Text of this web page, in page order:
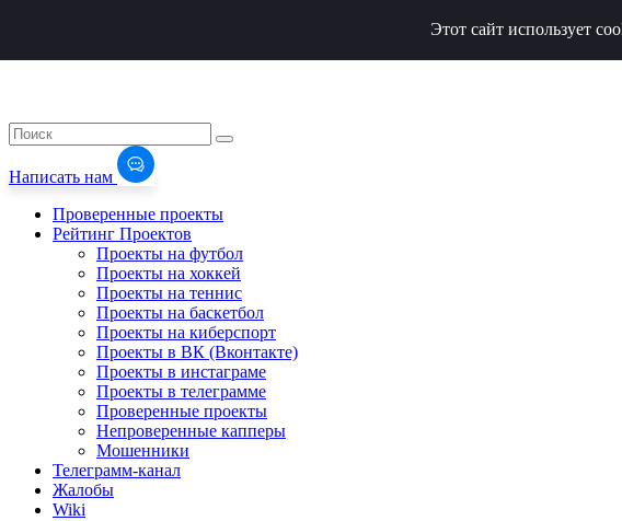
Написать нам
Проверенные проекты
Рейтинг Проектов
Проекты на футбол
Проекты на хоккей
Проекты на теннис
Проекты на баскетбол
Проекты на киберспорт
Проекты в ВК (Вконтакте)
Проекты в инстаграме
Проекты в телеграмме
Проверенные проекты
Непроверенные капперы
Мошенники
Телеграмм-канал
Жалобы
Wiki
Этот сайт использует